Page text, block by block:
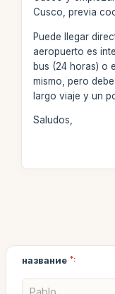
Cusco, previa
Puede llegar
aeropuerto es
bus (24 horas) o
mismo, pero
largo viaje y un
Saludos,
название *: